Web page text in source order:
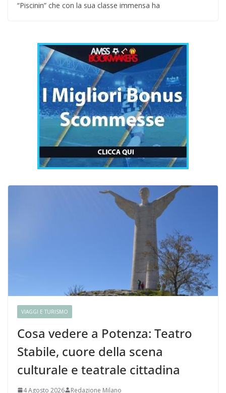
“Piscinin” che con la sua classe immensa ha
VIAGGI E TURISMO
Cosa vedere a Potenza: Teatro
Stabile, cuore della scena
culturale e teatrale cittadina
4 Agosto 2026 Redazione Milano